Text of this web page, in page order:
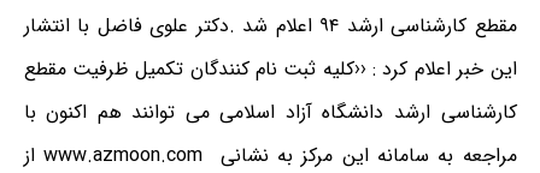
مقطع کارشناسی ارشد ۹۴ اعلام شد .دکتر علوی فاضل با انتشار
این خبر اعلام کرد : ‹‹کلیه ثبت نام کنندگان تکمیل ظرفیت مقطع
کارشناسی ارشد دانشگاه آزاد اسلامی می توانند هم اکنون با
مراجعه به سامانه این مرکز به نشانی www.azmoon.com از